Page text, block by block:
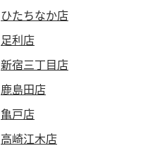
ひたちなか店
足利店
新宿三丁目店
鹿島田店
亀戸店
高崎江木店